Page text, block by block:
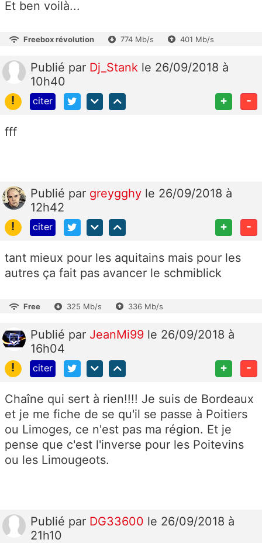
Et ben voilà...
Freebox révolution 774 Mb/s 401 Mb/s
Publié par Dj_Stank le 26/09/2018 à
10h40
!
citer + -
fff
Publié par greygghy le 26/09/2018 à
12h42
!
citer + -
tant mieux pour les aquitains mais pour les
autres ça fait pas avancer le schmiblick
Free 325 Mb/s 336 Mb/s
Publié par JeanMi99 le 26/09/2018 à
16h04
!
citer + -
Chaîne qui sert à rien!!!! Je suis de Bordeaux
et je me fiche de se qu'il se passe à Poitiers
ou Limoges, ce n'est pas ma région. Et je
pense que c'est l'inverse pour les Poitevins
ou les Limougeots.
Publié par DG33600 le 26/09/2018 à
21h10